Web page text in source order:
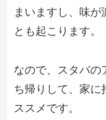
まいますし、味が
とも起こります。
なので、スタバの
ち帰りして、家に
ススメです。